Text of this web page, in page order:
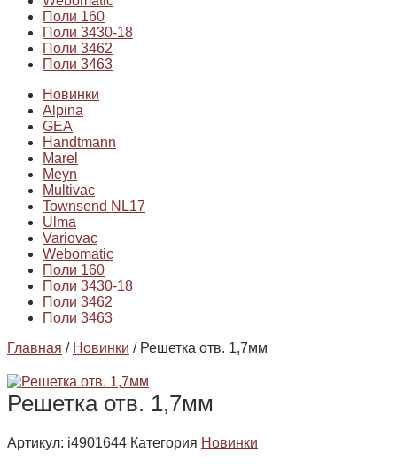
Поли 160
Поли 3430-18
Поли 3462
Поли 3463
Новинки
Alpina
GEA
Handtmann
Marel
Meyn
Multivac
Townsend NL17
Ulma
Variovac
Webomatic
Поли 160
Поли 3430-18
Поли 3462
Поли 3463
Главная / Новинки / Решетка отв. 1,7мм
Решетка отв. 1,7мм
Артикул: i4901644 Категория Новинки